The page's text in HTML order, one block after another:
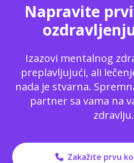
Napravite
Izazovi mentalnog
preplavljujući, ali
nada je stvarna.
partner sa vama na
zdravlju.
Zakažite prvu